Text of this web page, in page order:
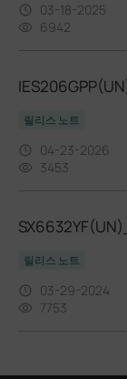
03-18-2025
6942
릴리스 노트
04-23-2026
3453
릴리스 노트
03-29-2024
7753